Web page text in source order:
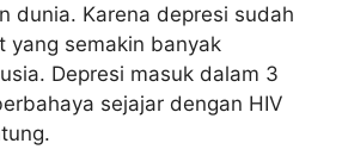
dunia. Karena depresi sudah
yang semakin banyak
Depresi masuk dalam 3
sejajar dengan HIV